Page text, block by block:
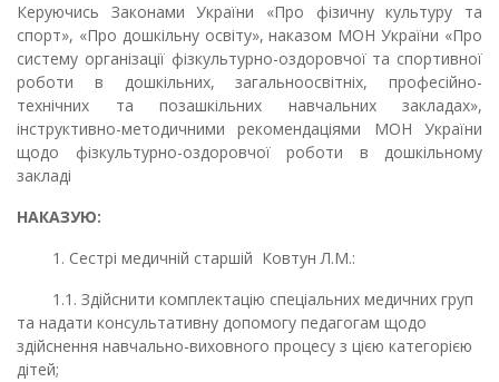
Керуючись Законами України «Про фізичну культуру та
спорт», «Про дошкільну освіту», наказом МОН України «Про
систему організації фізкультурно-оздоровчої та спортивної
роботи в дошкільних, загальноосвітніх, професійно-
технічних та позашкільних навчальних закладах»,
інструктивно-методичними рекомендаціями МОН України
щодо фізкультурно-оздоровчої роботи в дошкільному
закладі
НАКАЗУЮ:
1. Сестрі медичній старшій Ковтун Л.М.:
1.1. Здійснити комплектацію спеціальних медичних груп
та надати консультативну допомогу педагогам щодо
здійснення навчально-виховного процесу з цією категорією
дітей;